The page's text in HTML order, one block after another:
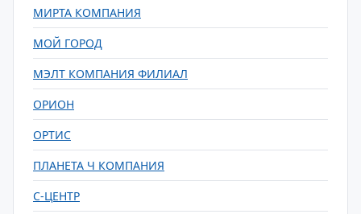
МИРТА КОМПАНИЯ
МОЙ ГОРОД
МЭЛТ КОМПАНИЯ ФИЛИАЛ
ОРИОН
ОРТИС
ПЛАНЕТА Ч КОМПАНИЯ
С-ЦЕНТР